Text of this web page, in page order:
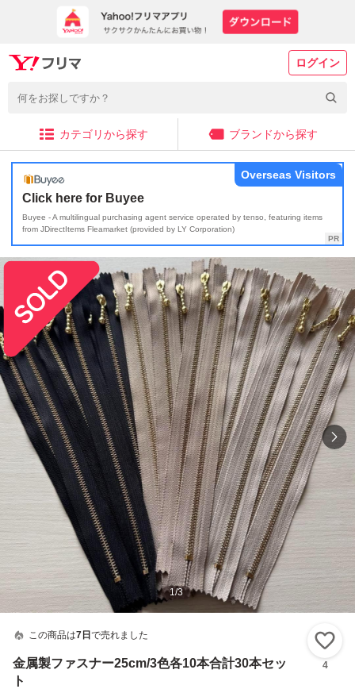
ログイン
カテゴリから探す ブランドから探す
Click here for Buyee
Buyee - A multilingual purchasing agent service operated by tenso, featuring items
from JDirectItems Fleamarket (provided by LY Corporation)
Overseas Visitors
1/3
この商品は7日 で売れました
金属製ファスナー25cm/3色各10本合計30本セッ
ト
4